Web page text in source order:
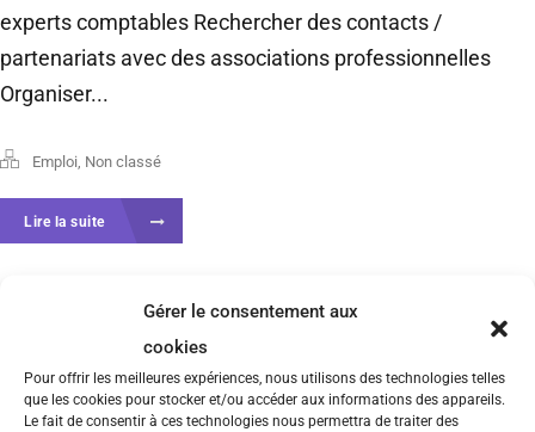
Gérer le consentement aux
cookies
Pour offrir les meilleures expériences, nous utilisons des technologies telles
que les cookies pour stocker et/ou accéder aux informations des appareils.
Le fait de consentir à ces technologies nous permettra de traiter des
experts comptables Rechercher des contacts /
partenariats avec des associations professionnelles
Organiser...
Emploi Non classé
Lire la suite